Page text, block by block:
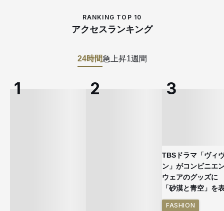
RANKING TOP 10
アクセスランキング
24時間急上昇1週間
TBSドラマ「ヴィ
ン」がコンビニエ
ウェアのグッズ
「砂漠と青空」を
FASHION